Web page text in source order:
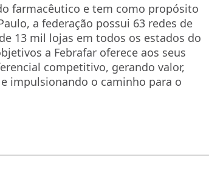
farmacêutico e tem como propósito
a federação possui 63 redes de
13 mil lojas em todos os estados do
a Febrafar oferece aos seus
competitivo, gerando valor,
impulsionando o caminho para o